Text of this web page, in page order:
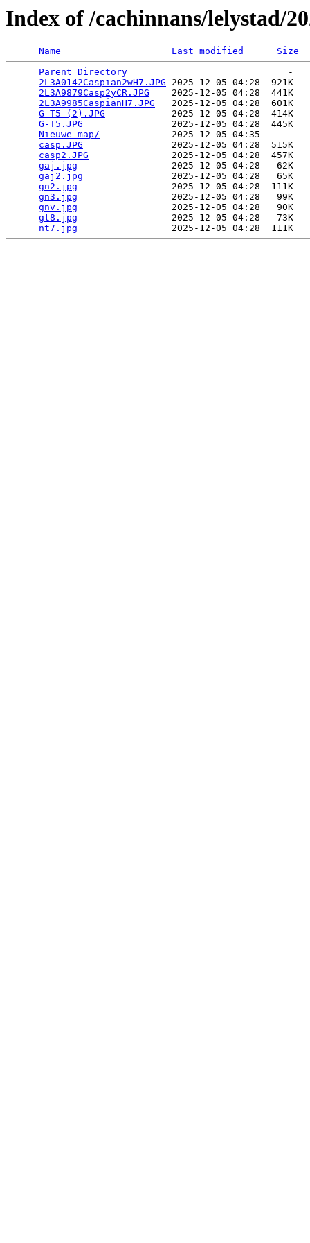
Index of /cachinnans/lelystad/
Name Last modified
Size
Parent Directory
                             -
2L3A0142Caspian2wH7.JPG 2025-12-05 04:28  921K
2L3A9879Casp2yCR.JPG
    2025-12-05 04:28  441K
2L3A9985CaspianH7.JPG
   2025-12-05 04:28  601K
G-T5 (2).JPG
            2025-12-05 04:28  414K
G-T5.JPG
                2025-12-05 04:28  445K
Nieuwe map/
             2025-12-05 04:35    -
casp.JPG
                2025-12-05 04:28  515K
casp2.JPG
               2025-12-05 04:28  457K
gaj.jpg
                 2025-12-05 04:28   62K
gaj2.jpg
                2025-12-05 04:28   65K
gn2.jpg
                 2025-12-05 04:28  111K
gn3.jpg
                 2025-12-05 04:28   99K
gnv.jpg
                 2025-12-05 04:28   90K
gt8.jpg
                 2025-12-05 04:28   73K
nt7.jpg